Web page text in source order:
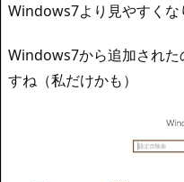
Windows7より見やすくな
Windows7から追加され
すね（私だけかも）